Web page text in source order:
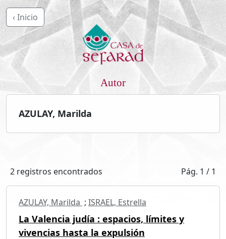
‹ Inicio
Autor
AZULAY, Marilda
2 registros encontrados Pág. 1 / 1
AZULAY, Marilda ; ISRAEL, Estrella
La Valencia judía : espacios, límites y
vivencias hasta la expulsión